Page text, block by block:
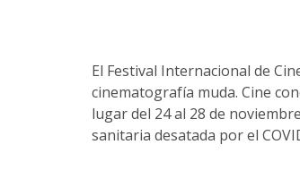
El Festival Internacional de
cinematografía muda. Cine
lugar del 24 al 28 de
sanitaria desatada por el